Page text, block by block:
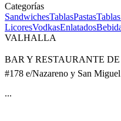
Categorías
SandwichesTablasPastas
LicoresVodkasEnlatados
VALHALLA
BAR Y RESTAURANTE DE
#178 e/Nazareno y San
...